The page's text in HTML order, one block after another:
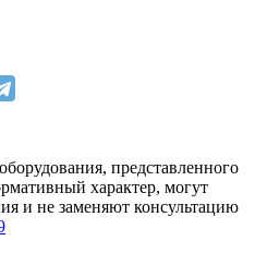
представленного
характер, могут
и не заменяют консультацию